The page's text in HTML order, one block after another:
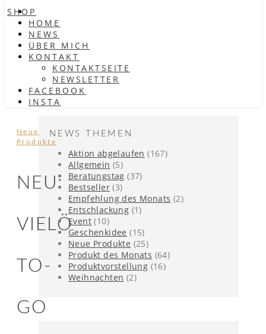
SHOP
HOME
NEWS
ÜBER MICH
KONTAKT
KONTAKTSEITE
NEWSLETTER
FACEBOOK
INSTA
Neue
Produkte
NEU:
VIELÖ
TO-
GO
NEWS THEMEN
Aktion abgelaufen (167)
Allgemein (5)
Beratungstag (37)
Bestseller (3)
Empfehlung des Monats (2)
Entschlackung (1)
Event (10)
Geschenkidee (15)
Neue Produkte (25)
Produkt des Monats (64)
Produktvorstellung (16)
Weihnachten (2)